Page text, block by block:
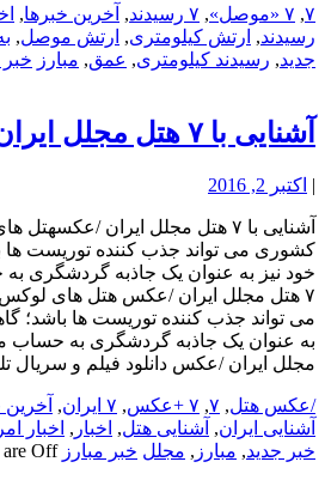
۷, ۷ «موصل» , ۷ رسیدند , آخرین خبرها,
رسیدند, ارتش کیلومتری, ارتش موصل,
جدید, رسیدند کیلومتری, عمق, مبارز خبر
آشنایی با ۷ هتل مجلل ایران /عکس
| اکتبر 2, 2016
آشنایی با ۷ هتل مجلل ایران /
کشوری می تواند جذب کننده توریست ها
خود نیز به عنوان یک جاذبه گردشگری به
۷ هتل مجلل ایران /عکس هتل های
می تواند جذب کننده توریست ها باشد؛
مجلل ایران /عکس دانلود فیلم و سریال
/عکس هتل, ۷, ۷ +عکس , ۷ ایران , آخرین
آشنایی ایران, آشنایی هتل, اخبار , اخبار
خبر جدید, مبارز , مجلل خبر مبارز are Off